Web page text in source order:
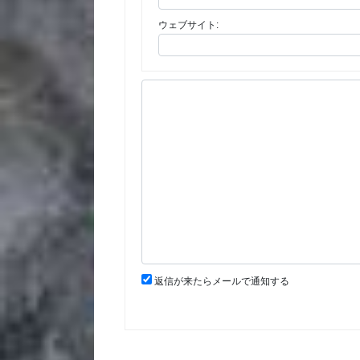
ウェブサイト:
返信が来たらメールで通知する